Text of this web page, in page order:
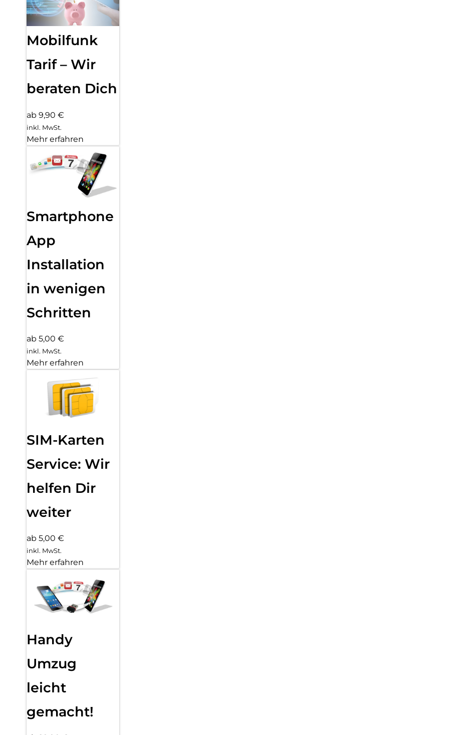
Mobilfunk
Tarif – Wir
beraten Dich
ab 9,90 €
inkl. MwSt.
Mehr erfahren
Smartphone
App
Installation
in wenigen
Schritten
ab 5,00 €
inkl. MwSt.
Mehr erfahren
SIM-Karten
Service: Wir
helfen Dir
weiter
ab 5,00 €
inkl. MwSt.
Mehr erfahren
Handy
Umzug
leicht
gemacht!